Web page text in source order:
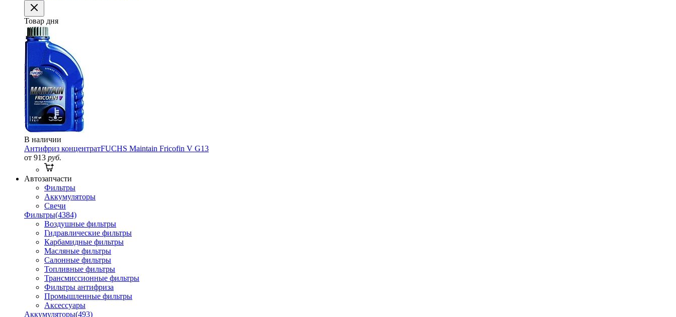
Товар дня
В наличии
Антифриз концентратFUCHS Maintain Fricofin V G13
от 913 руб.
Автозапчасти
Фильтры
Аккумуляторы
Свечи
Фильтры(4384)
Воздушные фильтры
Гидравлические фильтры
Карбамидные фильтры
Масляные фильтры
Салонные фильтры
Топливные фильтры
Трансмиссионные фильтры
Фильтры антифриза
Промышленные фильтры
Аксессуары
Аккумуляторы(493)